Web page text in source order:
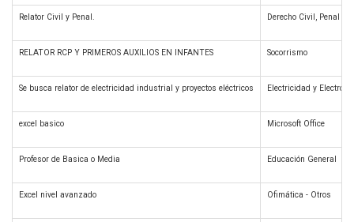
Relator Civil y Penal. Derecho Civil, Penal y
RELATOR RCP Y PRIMEROS AUXILIOS EN INFANTES Socorrismo
Se busca relator de electricidad industrial y proyectos eléctricos Electricidad y
excel basico Microsoft Office
Profesor de Basica o Media Educación General
Excel nivel avanzado Ofimática - Otros